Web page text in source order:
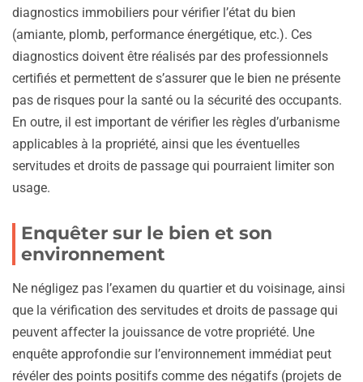
diagnostics immobiliers pour vérifier l’état du bien
(amiante, plomb, performance énergétique, etc.). Ces
diagnostics doivent être réalisés par des professionnels
certifiés et permettent de s’assurer que le bien ne présente
pas de risques pour la santé ou la sécurité des occupants.
En outre, il est important de vérifier les règles d’urbanisme
applicables à la propriété, ainsi que les éventuelles
servitudes et droits de passage qui pourraient limiter son
usage.
Enquêter sur le bien et son
environnement
Ne négligez pas l’examen du quartier et du voisinage, ainsi
que la vérification des servitudes et droits de passage qui
peuvent affecter la jouissance de votre propriété. Une
enquête approfondie sur l’environnement immédiat peut
révéler des points positifs comme des négatifs (projets de